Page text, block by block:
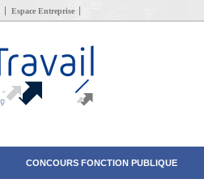
Espace Entreprise
CONCOURS FONCTION PUBLIQUE